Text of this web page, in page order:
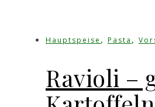
Hauptspeise , Pasta ,
Ravioli –